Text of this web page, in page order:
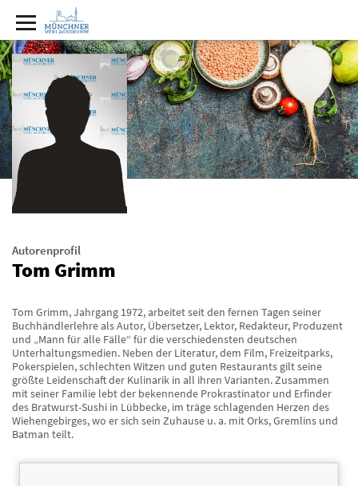
Autorenprofil
Tom Grimm
Tom Grimm, Jahrgang 1972, arbeitet seit den fernen Tagen seiner
Buchhändlerlehre als Autor, Übersetzer, Lektor, Redakteur, Produzent
und „Mann für alle Fälle“ für die verschiedensten deutschen
Unterhaltungsmedien. Neben der Literatur, dem Film, Freizeitparks,
Pokerspielen, schlechten Witzen und guten Restaurants gilt seine
größte Leidenschaft der Kulinarik in all ihren Varianten. Zusammen
mit seiner Familie lebt der bekennende Prokrastinator und Erfinder
des Bratwurst-Sushi in Lübbecke, im träge schlagenden Herzen des
Wiehengebirges, wo er sich sein Zuhause u. a. mit Orks, Gremlins und
Batman teilt.